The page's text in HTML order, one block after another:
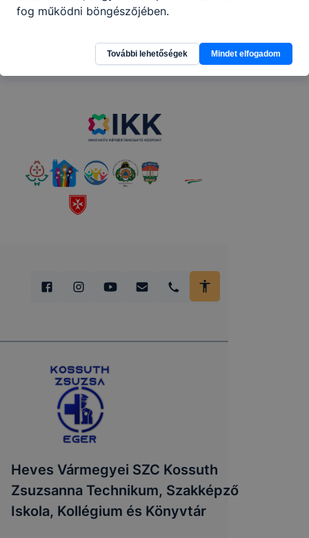
Partnereink
Heves Vármegyei SZC Kossuth
Zsuzsanna Technikum, Szakképző
Iskola, Kollégium és Könyvtár
fog működni böngészőjében.
További lehetőségek Mindet elfogadom